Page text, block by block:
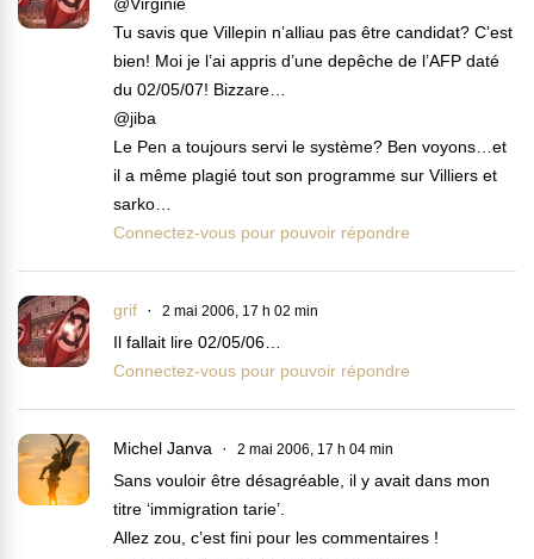
Tu savis que Villepin n’alliau pas être candidat? C’est
bien! Moi je l’ai appris d’une depêche de l’AFP daté
du 02/05/07! Bizzare…
@jiba
Le Pen a toujours servi le système? Ben voyons…et
il a même plagié tout son programme sur Villiers et
sarko…
Connectez-vous pour pouvoir répondre
grif 2 mai 2006, 17 h 02 min
Il fallait lire 02/05/06…
Connectez-vous pour pouvoir répondre
Michel Janva 2 mai 2006, 17 h 04 min
Sans vouloir être désagréable, il y avait dans mon
titre ‘immigration tarie’.
Allez zou, c’est fini pour les commentaires !